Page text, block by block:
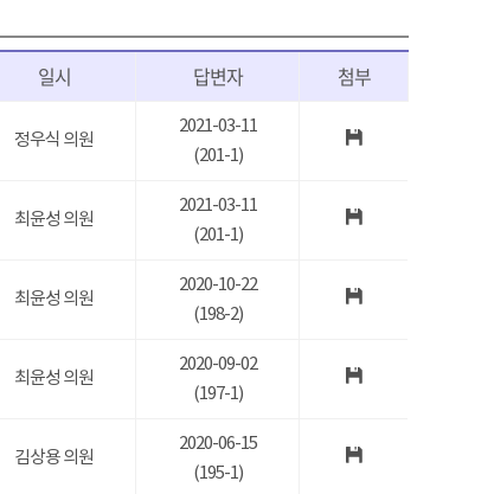
일시 답변자 첨부
정우식 의원
2021-03-11
(201-1)
최윤성 의원
2021-03-11
(201-1)
최윤성 의원
2020-10-22
(198-2)
최윤성 의원
2020-09-02
(197-1)
김상용 의원
2020-06-15
(195-1)